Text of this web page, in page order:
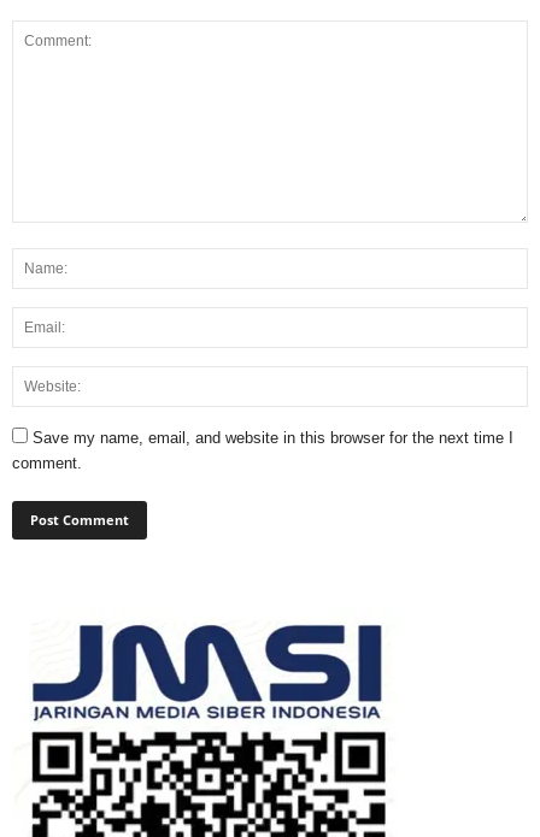
Save my name, email, and website in this browser for the next time I
comment.